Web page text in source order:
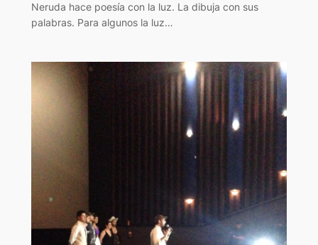
Neruda hace poesía con la luz. La dibuja con sus
palabras. Para algunos la luz…